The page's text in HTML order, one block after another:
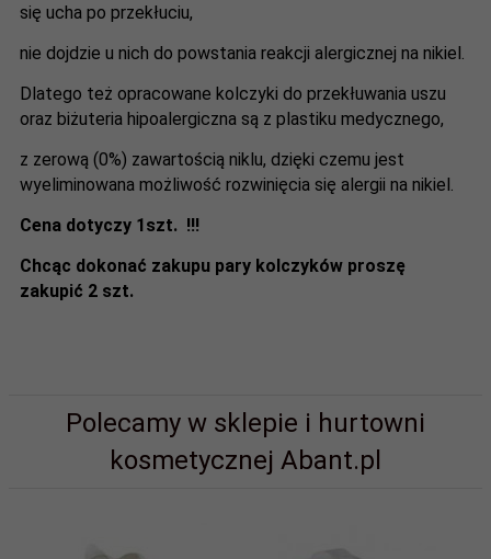
się ucha po przekłuciu,
nie dojdzie u nich do powstania reakcji alergicznej na nikiel.
Dlatego też opracowane kolczyki do przekłuwania uszu
oraz biżuteria hipoalergiczna są z plastiku medycznego,
z zerową (0%) zawartością niklu, dzięki czemu jest
wyeliminowana możliwość rozwinięcia się alergii na nikiel.
Cena dotyczy 1szt. !!!
Chcąc dokonać zakupu pary kolczyków proszę
zakupić 2 szt.
Polecamy w sklepie i hurtowni
kosmetycznej Abant.pl